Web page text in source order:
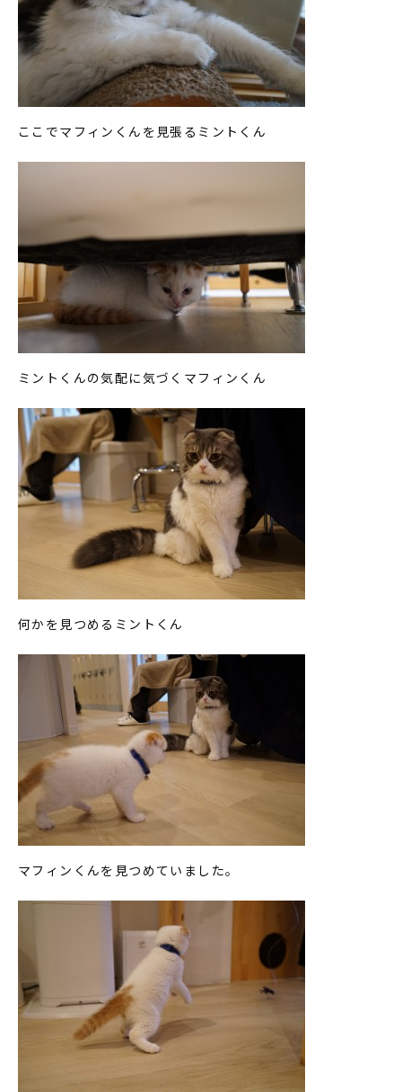
ここでマフィンくんを見張るミントくん
ミントくんの気配に気づくマフィンくん
何かを見つめるミントくん
マフィンくんを見つめていました。